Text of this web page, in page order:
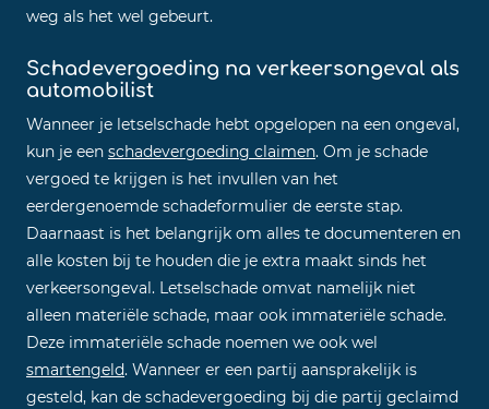
weg als het wel gebeurt.
Schadevergoeding na verkeersongeval als
automobilist
Wanneer je letselschade hebt opgelopen na een ongeval,
kun je een schadevergoeding claimen. Om je schade
vergoed te krijgen is het invullen van het
eerdergenoemde schadeformulier de eerste stap.
Daarnaast is het belangrijk om alles te documenteren en
alle kosten bij te houden die je extra maakt sinds het
verkeersongeval. Letselschade omvat namelijk niet
alleen materiële schade, maar ook immateriële schade.
Deze immateriële schade noemen we ook wel
smartengeld. Wanneer er een partij aansprakelijk is
gesteld, kan de schadevergoeding bij die partij geclaimd